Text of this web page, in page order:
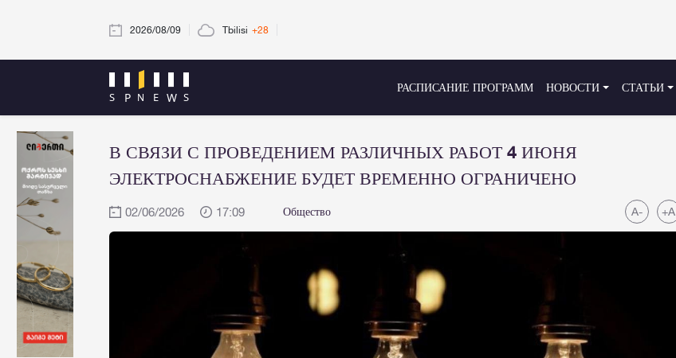
2026/08/09 Tbilisi +28
РАСПИСАНИЕ ПРОГРАММ НОВОСТИ СТАТЬИ
В СВЯЗИ С ПРОВЕДЕНИЕМ РАЗЛИЧНЫХ РАБОТ 4 ИЮНЯ
ЭЛЕКТРОСНАБЖЕНИЕ БУДЕТ ВРЕМЕННО ОГРАНИЧЕНО
02/06/2026 17:09 Общество A- +A